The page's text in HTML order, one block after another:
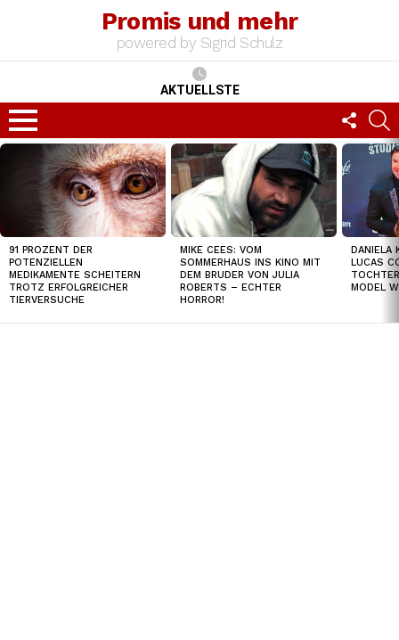
Promis und mehr
powered by Sigrid Schulz
AKTUELLSTE
Menu
US
TOP
NEWS
91 PROZENT DER
POTENZIELLEN
MEDIKAMENTE SCHEITERN
TROTZ ERFOLGREICHER
TIERVERSUCHE
MIKE CEES: VOM
SOMMERHAUS INS KINO MIT
DEM BRUDER VON JULIA
ROBERTS – ECHTER
HORROR!
DANIELA
LUCAS
MODEL